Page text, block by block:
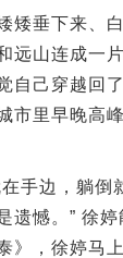
垂下来、白
远山连成一
自己穿越回
市里早晚高
边，躺倒就
遗憾。” 徐
》，徐婷马